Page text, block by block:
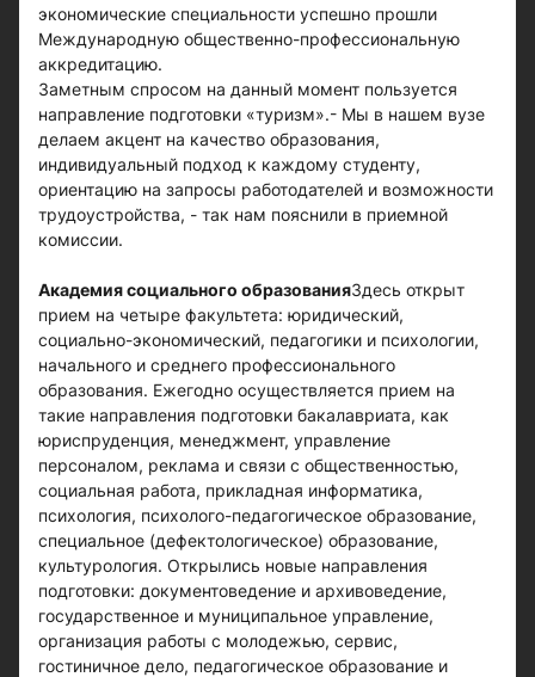
экономические специальности успешно прошли
Международную общественно-профессиональную
аккредитацию.
Заметным спросом на данный момент пользуется
направление подготовки «туризм».- Мы в нашем вузе
делаем акцент на качество образования,
индивидуальный подход к каждому студенту,
ориентацию на запросы работодателей и возможности
трудоустройства, - так нам пояснили в приемной
комиссии.
Академия социального образованияЗдесь открыт
прием на четыре факультета: юридический,
социально-экономический, педагогики и психологии,
начального и среднего профессионального
образования. Ежегодно осуществляется прием на
такие направления подготовки бакалавриата, как
юриспруденция, менеджмент, управление
персоналом, реклама и связи с общественностью,
социальная работа, прикладная информатика,
психология, психолого-педагогическое образование,
специальное (дефектологическое) образование,
культурология. Открылись новые направления
подготовки: документоведение и архивоведение,
государственное и муниципальное управление,
организация работы с молодежью, сервис,
гостиничное дело, педагогическое образование и